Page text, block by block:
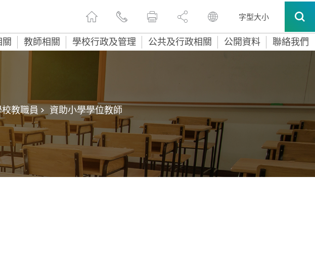
字型大小
教師相關 學校行政及管理 公共及行政相關 公開資料 聯絡我們
教職員 > 資助小學學位教師